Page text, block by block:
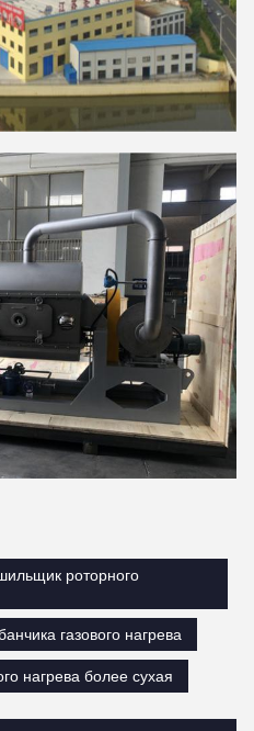
роторного
газового нагрева
нагрева более сухая